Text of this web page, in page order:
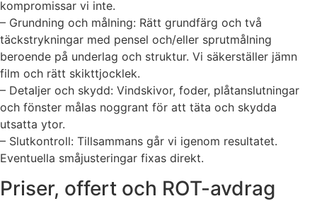
kompromissar vi inte.
– Grundning och målning: Rätt grundfärg och två
täckstrykningar med pensel och/eller sprutmålning
beroende på underlag och struktur. Vi säkerställer jämn
film och rätt skikttjocklek.
– Detaljer och skydd: Vindskivor, foder, plåtanslutningar
och fönster målas noggrant för att täta och skydda
utsatta ytor.
– Slutkontroll: Tillsammans går vi igenom resultatet.
Eventuella småjusteringar fixas direkt.
Priser, offert och ROT-avdrag